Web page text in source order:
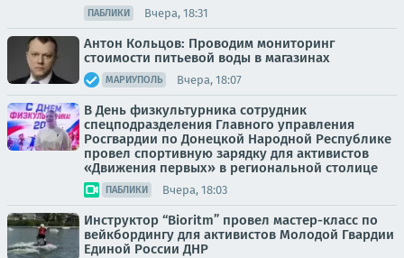
ПАБЛИКИ Вчера, 18:31
Антон Кольцов: Проводим мониторинг
стоимости питьевой воды в магазинах
МАРИУПОЛЬ Вчера, 18:07
В День физкультурника сотрудник
спецподразделения Главного управления
Росгвардии по Донецкой Народной Республике
провел спортивную зарядку для активистов
«Движения первых» в региональной столице
ПАБЛИКИ Вчера, 18:03
Инструктор “Bioritm” провел мастер-класс по
вейкбордингу для активистов Молодой Гвардии
Единой России ДНР